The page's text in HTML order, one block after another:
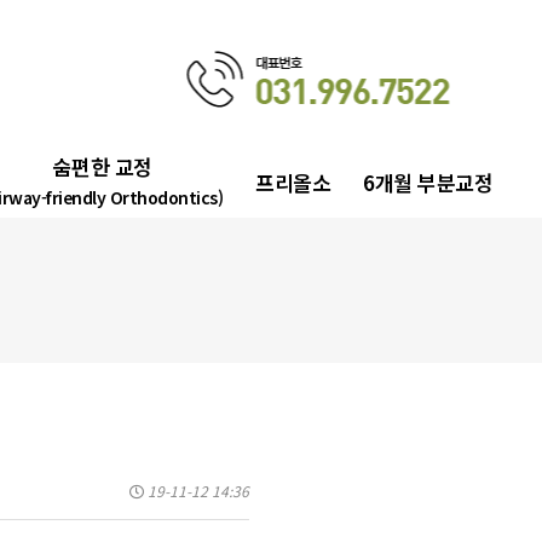
숨편한 교정
friendly Orthodontics) 프리올소 6개월 부분교정
19-11-12 14:36